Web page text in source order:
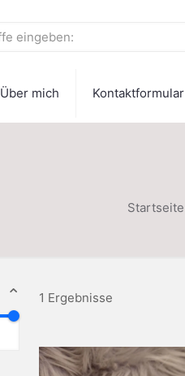
Über mich Kontaktformular
Startseite
1 Ergebnisse